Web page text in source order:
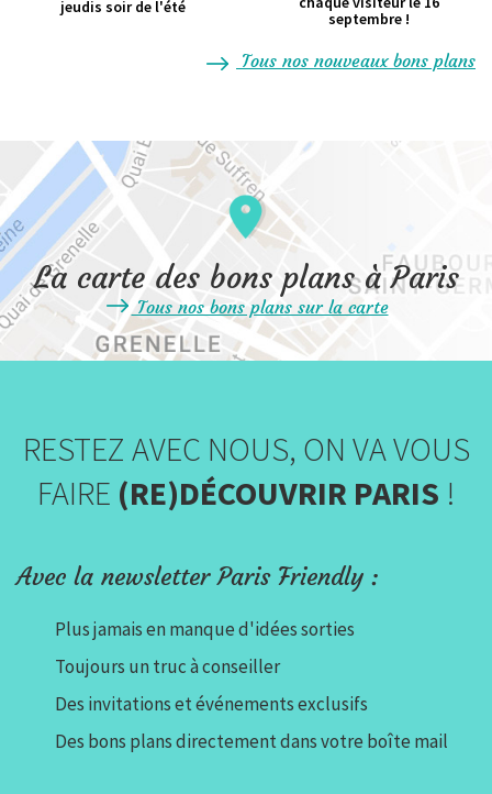
jeudis soir de l'été
septembre !
Tous nos nouveaux bons plans
La carte des bons plans à Paris
Tous nos bons plans sur la carte
RESTEZ AVEC NOUS, ON VA VOUS
FAIRE (RE)DÉCOUVRIR PARIS !
Avec la newsletter Paris Friendly :
Plus jamais en manque d'idées sorties
Toujours un truc à conseiller
Des invitations et événements exclusifs
Des bons plans directement dans votre boîte mail